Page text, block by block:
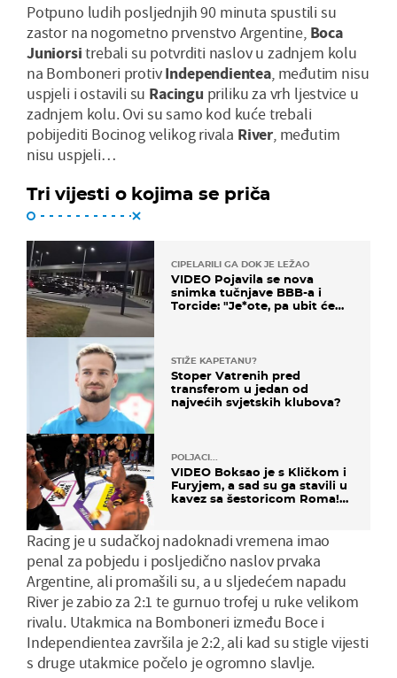
Potpuno ludih posljednjih 90 minuta spustili su
zastor na nogometno prvenstvo Argentine, Boca
Juniorsitrebali su potvrditi naslov u zadnjem kolu
na Bomboneri protivIndependientea, međutim nisu
uspjeli i ostavili su Racingu priliku za vrh ljestvice u
zadnjem kolu. Ovi su samo kod kuće trebali
pobijediti Bocinog velikog rivala River, međutim
nisu uspjeli…
Tri vijesti o kojima se priča
CIPELARILI GA DOK JE LEŽAO
VIDEO Pojavila se nova
snimka tučnjave BBB-a i
Torcide: "Je*ote, pa ubit će
STIŽE KAPETANU?
Stoper Vatrenih pred
transferom u jedan od
najvećih svjetskih klubova?
POLJACI...
VIDEO Boksao je s Kličkom i
Furyjem, a sad su ga stavili u
kavez sa šestoricom Roma!
Racing je u sudačkoj nadoknadi vremena imao
penal za pobjedu i posljedično naslov prvaka
Argentine, ali promašili su, a u sljedećem napadu
River je zabio za 2:1 te gurnuo trofej u ruke velikom
rivalu. Utakmica na Bomboneri između Boce i
Independientea završila je 2:2, ali kad su stigle vijesti
s druge utakmice počelo je ogromno slavlje.